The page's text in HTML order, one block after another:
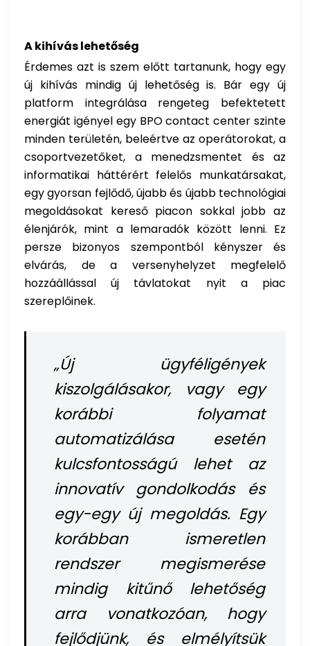
A kihívás lehetőség
Érdemes azt is szem előtt tartanunk, hogy egy
új kihívás mindig új lehetőség is. Bár egy új
platform integrálása rengeteg befektetett
energiát igényel egy BPO contact center szinte
minden területén, beleértve az operátorokat, a
csoportvezetőket, a menedzsmentet és az
informatikai háttérért felelős munkatársakat,
egy gyorsan fejlődő, újabb és újabb technológiai
megoldásokat kereső piacon sokkal jobb az
élenjárók, mint a lemaradók között lenni. Ez
persze bizonyos szempontból kényszer és
elvárás, de a versenyhelyzet megfelelő
hozzáállással új távlatokat nyit a piac
szereplőinek.
„Új ügyféligények
kiszolgálásakor, vagy egy
korábbi folyamat
automatizálása esetén
kulcsfontosságú lehet az
innovatív gondolkodás és
egy-egy új megoldás. Egy
korábban ismeretlen
rendszer megismerése
mindig kitűnő lehetőség
arra vonatkozóan, hogy
fejlődjünk, és elmélyítsük